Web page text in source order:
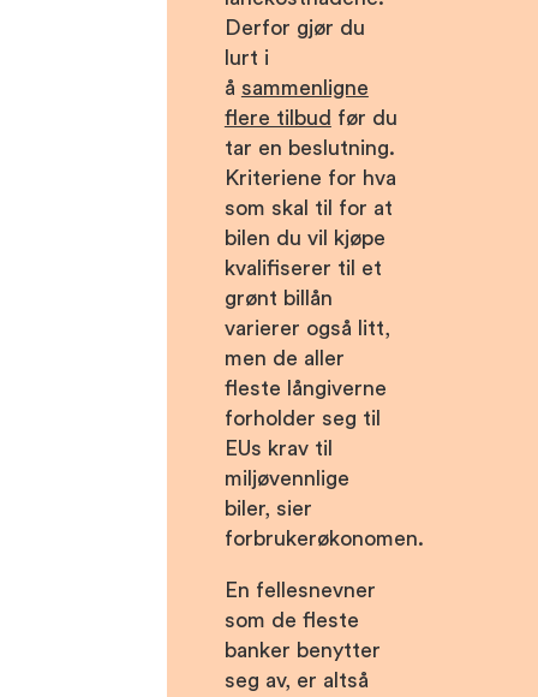
Derfor gjør du
lurt i
å sammenligne
flere tilbud før du
tar en beslutning.
Kriteriene for hva
som skal til for at
bilen du vil kjøpe
kvalifiserer til et
grønt billån
varierer også litt,
men de aller
fleste långiverne
forholder seg til
EUs krav til
miljøvennlige
biler, sier
forbrukerøkonomen.
En fellesnevner
som de fleste
banker benytter
seg av, er altså